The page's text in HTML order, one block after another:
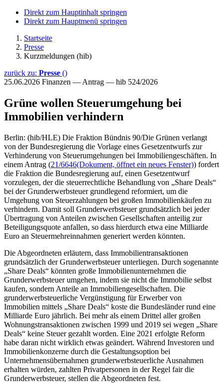
Direkt zum Hauptinhalt springen
Direkt zum Hauptmenü springen
Startseite
Presse
Kurzmeldungen (hib)
zurück zu: Presse ()
25.06.2026 Finanzen — Antrag — hib 524/2026
Grüne wollen Steuerumgehung bei
Immobilien verhindern
Berlin: (hib/HLE) Die Fraktion Bündnis 90/Die Grünen verlangt
von der Bundesregierung die Vorlage eines Gesetzentwurfs zur
Verhinderung von Steuerumgehungen bei Immobiliengeschäften. In
einem Antrag (21/6646(Dokument, öffnet ein neues Fenster)) fordert
die Fraktion die Bundesregierung auf, einen Gesetzentwurf
vorzulegen, der die steuerrechtliche Behandlung von „Share Deals“
bei der Grunderwerbsteuer grundlegend reformiert, um die
Umgehung von Steuerzahlungen bei großen Immobilienkäufen zu
verhindern. Damit soll Grunderwerbsteuer grundsätzlich bei jeder
Übertragung von Anteilen zwischen Gesellschaften anteilig zur
Beteiligungsquote anfallen, so dass hierdurch etwa eine Milliarde
Euro an Steuermehreinnahmen generiert werden könnten.
Die Abgeordneten erläutern, dass Immobilientransaktionen
grundsätzlich der Grunderwerbsteuer unterliegen. Durch sogenannte
„Share Deals“ könnten große Immobilienunternehmen die
Grunderwerbsteuer umgehen, indem sie nicht die Immobilie selbst
kaufen, sondern Anteile an Immobiliengesellschaften. Die
grunderwerbsteuerliche Vergünstigung für Erwerber von
Immobilien mittels „Share Deals“ koste die Bundesländer rund eine
Milliarde Euro jährlich. Bei mehr als einem Drittel aller großen
Wohnungstransaktionen zwischen 1999 und 2019 sei wegen „Share
Deals“ keine Steuer gezahlt worden. Eine 2021 erfolgte Reform
habe daran nicht wirklich etwas geändert. Während Investoren und
Immobilienkonzerne durch die Gestaltungsoption bei
Unternehmensübernahmen grunderwerbsteuerliche Ausnahmen
erhalten würden, zahlten Privatpersonen in der Regel fair die
Grunderwerbsteuer, stellen die Abgeordneten fest.